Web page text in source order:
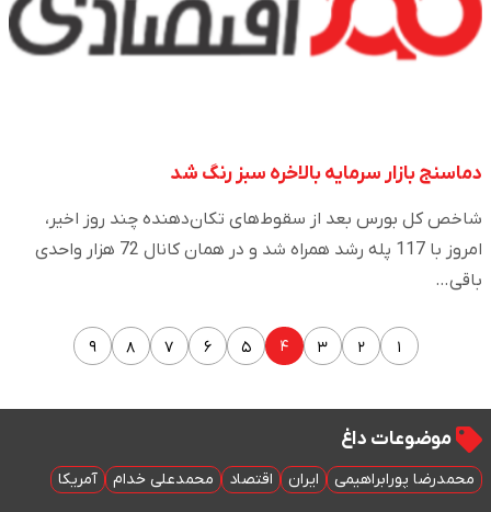
دماسنج بازار سرمایه بالاخره سبز رنگ شد
شاخص کل بورس بعد از سقوط‌های تکان‌دهنده چند روز اخیر،
امروز با 117 پله رشد همراه شد و در همان کانال 72 هزار واحدی
باقی…
۱ ۲ ۳ ۴ ۵ ۶ ۷ ۸ ۹
موضوعات داغ
محمدرضا پورابراهیمی ایران اقتصاد محمدعلی خدام آمریکا